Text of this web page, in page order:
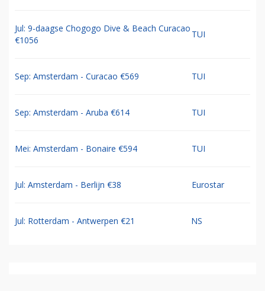
Jul: 9-daagse Chogogo Dive & Beach Curacao
€1056
TUI
Sep: Amsterdam - Curacao €569 TUI
Sep: Amsterdam - Aruba €614 TUI
Mei: Amsterdam - Bonaire €594 TUI
Jul: Amsterdam - Berlijn €38 Eurostar
Jul: Rotterdam - Antwerpen €21 NS